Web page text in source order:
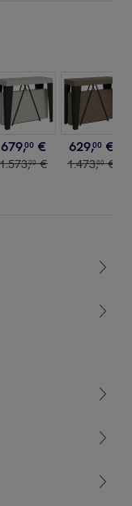
679,00 €
1.573,00 €
629,00 €
1.473,00 €